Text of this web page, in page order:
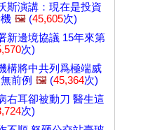
斯演講：現在是投資
🖼️ (45,605次)
新邊境協議 15年來第
次)
構將中共列爲極端威
前例 🖼️ (45,364次)
右耳卻被動刀 醫生這
次)